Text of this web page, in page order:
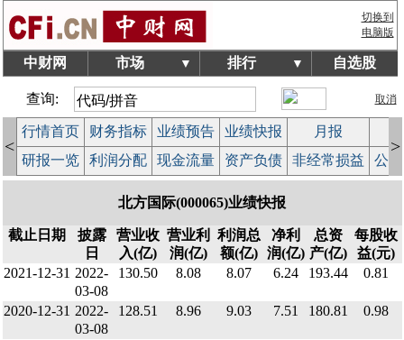
切换到
电脑版
中财网 市场 ▼ 排行 ▼ 自选股
查询: 取消
<
行情首页 财务指标 业绩预告 业绩快报 月报
研报一览
利润分配 现金流量 资产负债 非经常损益 公
>
北方国际(000065)业绩快报
截止日期
披露
日
营业收
入(亿)
营业利
润(亿)
利润总
额(亿)
净利
润(亿)
总资
产(亿)
每股收
益(元)
2021-12-31 2022-
03-08
130.50 8.08 8.07 6.24 193.44 0.81
2020-12-31 2022-
03-08
128.51 8.96 9.03 7.51 180.81 0.98